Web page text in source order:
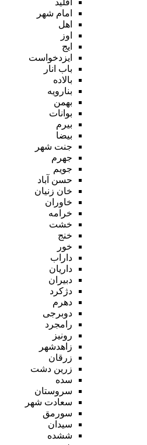
امام شهر
اهل
اوز
ایج
ایزدخواست
باب انار
بالاده
بنارویه
بهمن
بوانات
بیرم
بیضا
جنت شهر
جهرم
جویم
حسن آباد
خان زنیان
خاوران
خرامه
خشت
خنج
خور
داراب
داریان
دبیران
دژکرد
دهرم
دوبرجی
رامجرد
رونیز
زاهدشهر
زرقان
زرین دشت
سده
سروستان
سعادت شهر
سورمق
سیدان
ششده